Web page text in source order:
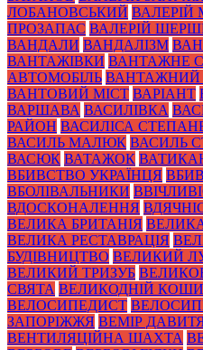
ЛОБАНОВСЬКИЙ
ПРОЗАПАС ВАЛЕРІЙ
ВАНДАЛИ ВАНДАЛІЗМ
ВАНТАЖІВКИ ВАНТАЖНЕ
АВТОМОБІЛЬ ВАНТАЖНИЙ
ВАНТОВИЙ МІСТ ВАРІАНТ
ВАРШАВА ВАСИЛІВКА
РАЙОН ВАСИЛІСА
ВАСИЛЬ МАЛЮК ВАСИЛЬ
ВАСЮК ВАТАЖОК
ВБИВСТВО УКРАЇНЦЯ
ВБОЛІВАЛЬНИКИ
ВДОСКОНАЛЕННЯ
ВЕЛИКА БРИТАНІЯ
ВЕЛИКА РЕСТАВРАЦІЯ
БУДІВНИЦТВО ВЕЛИКИЙ
ВЕЛИКИЙ ТРИЗУБ
СВЯТА ВЕЛИКОДНІЙ
ВЕЛОСИПЕДИСТ
ЗАПОРІЖЖЯ ВЕМІР
ВЕНТИЛЯЦІЙНА ШАХТА